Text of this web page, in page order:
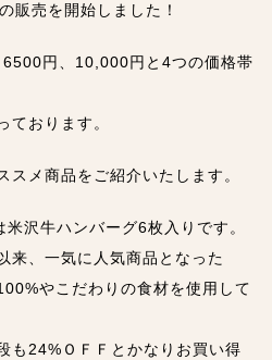
販売を開始しました！
円、10,000円と4つの価格帯
ております。
スメ商品をご紹介いたします。
沢牛ハンバーグ6枚入りです。
来、一気に人気商品となった
やこだわりの食材を使用して
も24%ＯＦＦとかなりお買い得